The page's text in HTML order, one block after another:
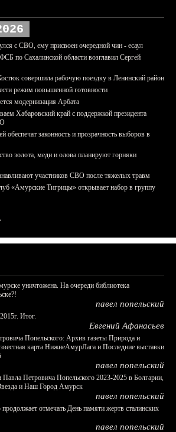
с СВО, ему присвоен очередной чин - есаул
по Сахалинской области возглавил Сергей
совершила рабочую поездку в Ленинский район
режим повышенной готовности
модернизация Арбата
Хабаровский край с поддержкой президента
обеспечат законность и прозрачность выборов в
золота, меди и олова планируют горняки
участников СВО после тяжелых травм
«Амурские Тигрицы» открывает набор в группу
уничтожена. На очереди библиотека
павел попельский
Итог.
Евгений Афанасьев
Попельского: Архив газеты Природа и
карта НижнеАмурЛага и Последние выставки
павел попельский
Петровича Попельского 2023-2025 в Болгарии,
и Наш Город Амурск
павел попельский
отмечать День памяти жертв сталинских
павел попельский